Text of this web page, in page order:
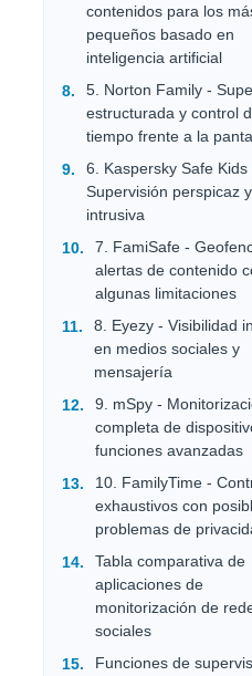
contenidos para los
pequeños basado en
inteligencia artificial
5. Norton Family -
estructurada y control
tiempo frente a la
6. Kaspersky Safe Kids
Supervisión perspicaz
intrusiva
7. FamiSafe -
alertas de contenido
algunas limitaciones
8. Eyezy - Visibilidad
en medios sociales y
mensajería
9. mSpy -
completa de
funciones avanzadas
10. FamilyTime -
exhaustivos con
problemas de
Tabla comparativa de
aplicaciones de
monitorización de
sociales
Funciones de